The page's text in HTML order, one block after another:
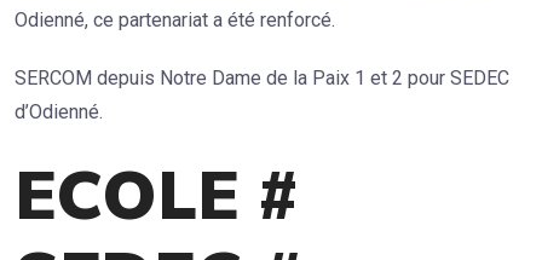
Odienné, ce partenariat a été renforcé.
SERCOM depuis Notre Dame de la Paix 1 et 2 pour SEDEC
d’Odienné.
ECOLE #